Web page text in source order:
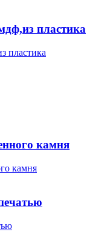
пластика
камня